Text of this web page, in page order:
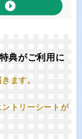
典がご利用に
ます。
ントリーシートが